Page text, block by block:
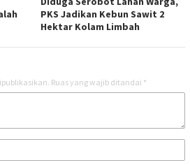
PKS Jadikan Kebun Sawit 2
Hektar Kolam Limbah
Ruas yang wajib ditandai *